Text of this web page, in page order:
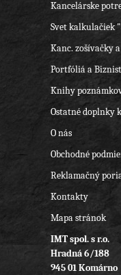
Kancelárske
Svet kalkulačiek
Kanc. zošívačky
Portfóliá a
Knihy
Ostatné doplnky
O nás
Obchodné
Reklamačný
Kontakty
Mapa stránok
IMT spol. s r.o.
Hradná 6/188
945 01 Komárno